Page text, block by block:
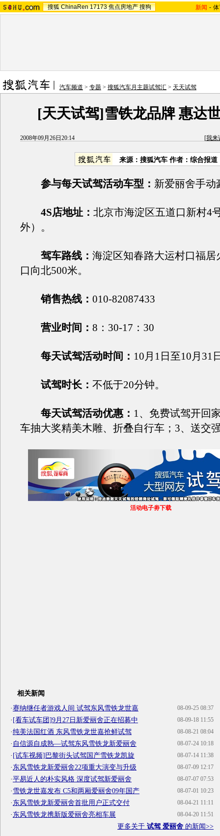
搜狐 ChinaRen 17173 焦点房地产 搜狗 新闻 -
汽车频道 > 专题 > 搜狐汽车月主题试驾汇 > 天天试驾
[天天试驾]雪铁龙品牌 惠达
2008年09月26日20:14 [我来
来源：搜狐汽车 作者：综合报道
参与每天试驾活动车型： 新爱丽舍手动
4S店地址： 北京市海淀区五道口新村4
外）。
驾车路线： 海淀区知春路大运村口福居
口向北500米。
销售热线： 010-82087433
营业时间： 8：30-17：30
每天试驾活动时间： 10月1日至10月31
试驾时长： 不低于20分钟。
每天试驾活动优惠： 1、免费试驾开回
车抽大奖精美木雕、折叠自行车；3、送交
活动电子劵下载
相关新闻
08-09-25 08:37
·赛纳继任者游戏人间 试驾东风雪铁龙世嘉
08-09-18 11:55
·[看车试车团]9月27日新爱丽舍正在招募中
08-08-21 08:04
·纯美法国红酒 东风雪铁龙世嘉抢鲜试驾
08-07-24 10:18
· 自信源自成熟—试驾东风雪铁龙新爱丽舍
08-07-14 11:38
·[试车视频]巴黎街头试驾国产雪铁龙凯旋
08-07-09 12:17
·东风雪铁龙新爱丽舍22项重大演变与升级
08-07-07 07:53
·平易近人的朴实风格 深度试驾新爱丽舍
08-07-01 10:23
·雪铁龙世嘉发布 C5和两厢爱丽舍09年国产
08-04-21 11:11
·东风雪铁龙新爱丽舍首批用户正式交付
08-04-20 11:51
·东风雪铁龙携新版爱丽舍亮相车展
更多关于 试驾 爱丽舍 的新闻>>